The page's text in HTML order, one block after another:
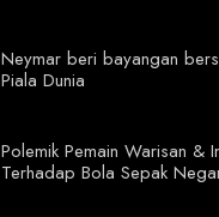
Neymar beri bayangan
Piala Dunia
Polemik Pemain Warisan &
Terhadap Bola Sepak